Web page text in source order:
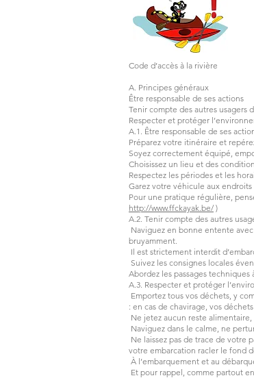
Code d’accès à la rivière
A. Principes généraux
Être responsable de ses actions
Tenir compte des autres usagers
Respecter et protéger
A.1. Être responsable de ses
Préparez votre itinéraire et
Soyez correctement équipé,
Choisissez un lieu et des
Respectez les périodes et les
Garez votre véhicule aux
Pour une pratique régulière,
http://www.ffckayak.be/)
A.2. Tenir compte des autres
Naviguez en bonne entente
bruyamment.
Il est strictement interdit
Suivez les consignes locales
Abordez les passages
A.3. Respecter et protéger
Emportez tous vos déchets, y
: en cas de chavirage, vos
Ne jetez aucun reste alimentaire,
Naviguez dans le calme, ne
Ne laissez pas de trace de votre
votre embarcation racler le fond
À l’embarquement et au
Et pour rappel, comme partout